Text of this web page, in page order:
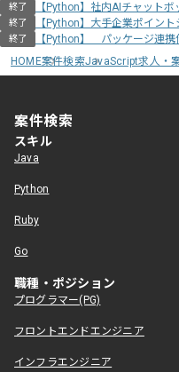
終了 【Python】社内AIチャット
終了 【Python】大手企業ポイン
終了
【Python】 パッケージ連携
HOME案件検索JavaScript求人・
案件検索
スキル
Java
Python
Ruby
Go
職種・ポジション
プログラマー(PG)
フロントエンドエンジニア
インフラエンジニア